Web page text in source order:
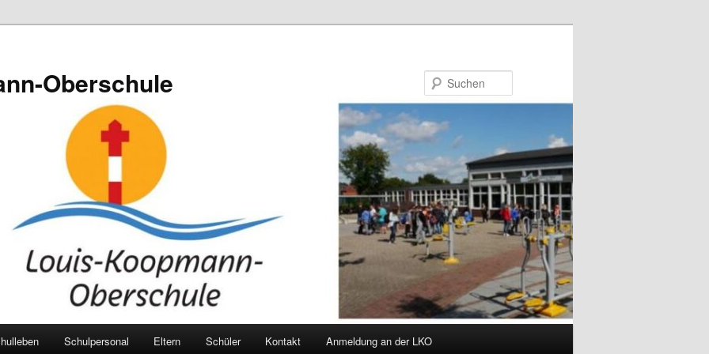
Oberschule
Schulpersonal Eltern Schüler Kontakt Anmeldung an der LKO